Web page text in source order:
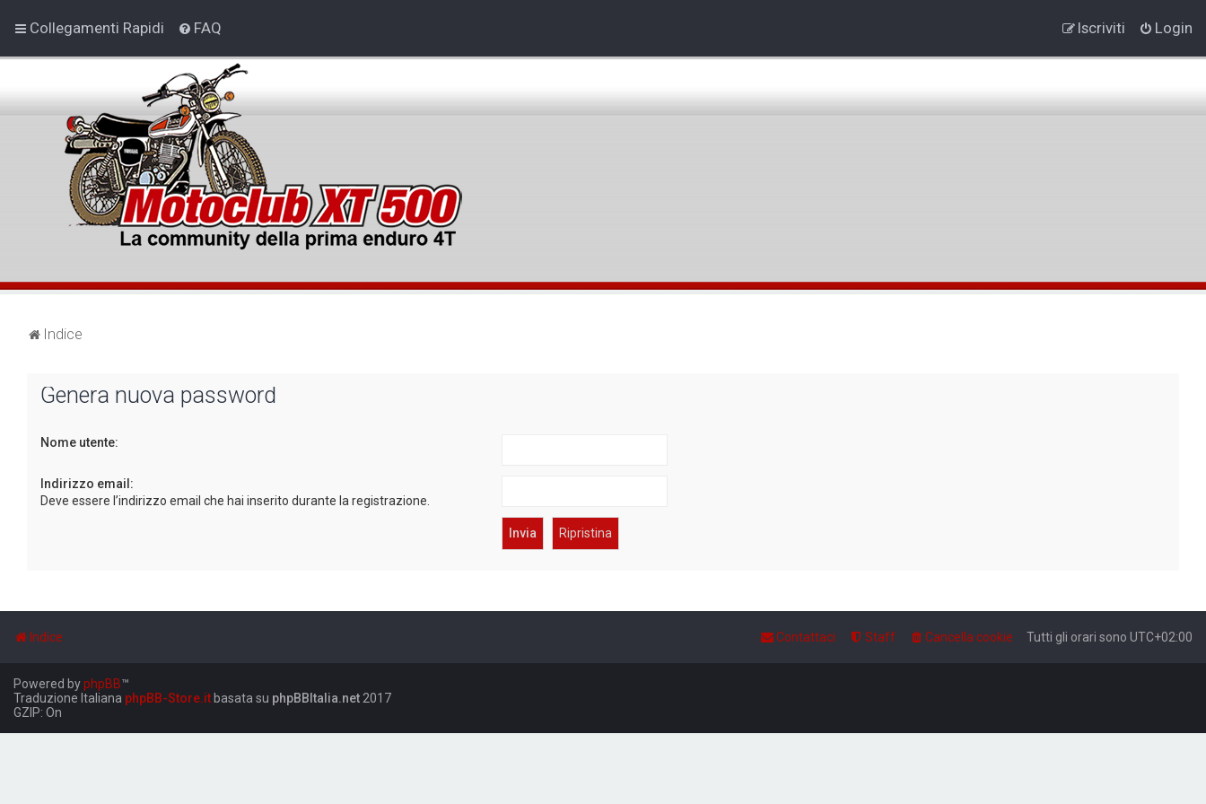
Collegamenti Rapidi FAQ Login
Iscriviti
Indice
Genera nuova password
Nome utente:
Indirizzo email:
Deve essere l’indirizzo email che hai inserito durante la registrazione.
Indice Tutti gli orari sono UTC+02:00
Cancella cookie
Staff
Contattaci
Powered byphpBB™
Traduzione Italiana phpBB-Store.it basata su phpBBItalia.net 2017
GZIP: On